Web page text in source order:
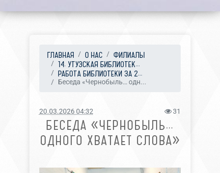
ГЛАВНАЯ О НАС
ФИЛИАЛЫ
14. УТУЗСКАЯ БИБЛИОТЕК...
РАБОТА БИБЛИОТЕКИ ЗА 2...
Беседа «Чернобыль… одн...
20.03.2026 04:32 31
БЕСЕДА «ЧЕРНОБЫЛЬ…
ОДНОГО ХВАТАЕТ СЛОВА»